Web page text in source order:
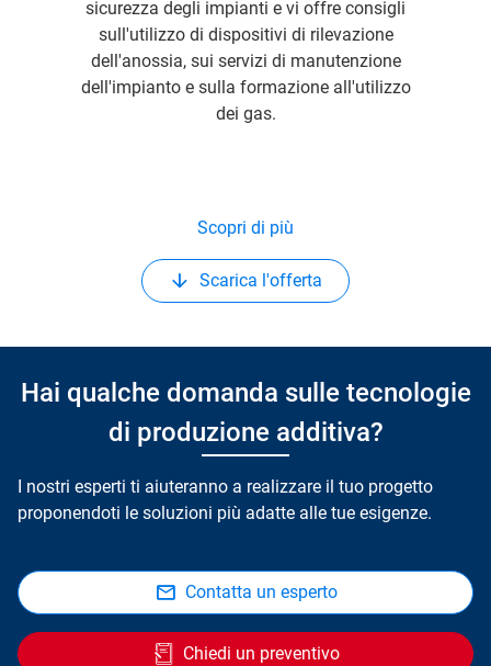
sicurezza degli impianti e vi offre consigli
sull'utilizzo di dispositivi di rilevazione
dell'anossia, sui servizi di manutenzione
dell'impianto e sulla formazione all'utilizzo
dei gas.
Scopri di più
Scarica l'offerta
Hai qualche domanda sulle tecnologie
di produzione additiva?
I nostri esperti ti aiuteranno a realizzare il tuo progetto
proponendoti le soluzioni più adatte alle tue esigenze.
Contatta un esperto
Chiedi un preventivo